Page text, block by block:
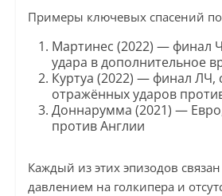
Примеры ключевых спасений
Мартинес (2022) — финал
удара в дополнительное
Куртуа (2022) — финал ЛЧ,
отражённых ударов
Доннарумма (2021) —
против Англии
Каждый из этих эпизодов
давлением на голкипера и